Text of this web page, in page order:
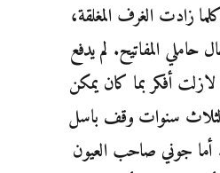
زادت الغرف المغلقة،
حاملي المفاتيح. لم يدفع
لازلت أفكر بما كان يمكن
لثلاث سنوات وقف باسل
أما جوني صاحب العيون